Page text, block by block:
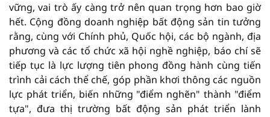
vững, vai trò ấy càng trở nên quan trọng hơn bao giờ
hết. Cộng đồng doanh nghiệp bất động sản tin tưởng
rằng, cùng với Chính phủ, Quốc hội, các bộ ngành, địa
phương và các tổ chức xã hội nghề nghiệp, báo chí sẽ
tiếp tục là lực lượng tiên phong đồng hành cùng tiến
trình cải cách thể chế, góp phần khơi thông các nguồn
lực phát triển, biến những "điểm nghẽn" thành "điểm
tựa", đưa thị trường bất động sản phát triển lành